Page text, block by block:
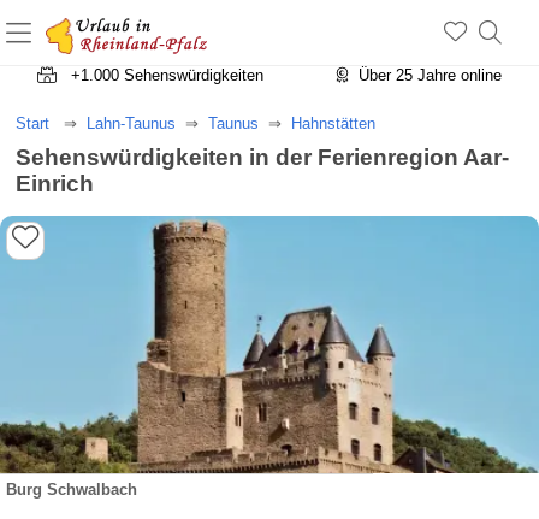
+1.500 Unterkünfte in Rheinland-Pfalz
+1.000 Sehenswürdigkeiten
Über 25 Jahre online
Start Lahn-Taunus Taunus Hahnstätten
Sehenswürdigkeiten in der Ferienregion Aar-
Einrich
Burg Schwalbach